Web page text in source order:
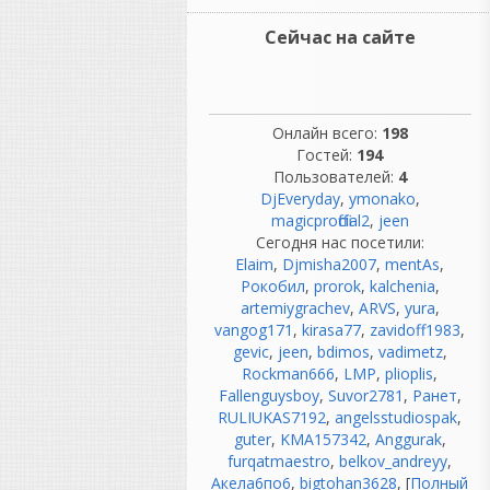
под себя, что удобнее.
Hearing
написал 07.08.2026 в08:16
Цитата
Вот здесь самое интересное.
Нет. Это уже никому не
интересно. Какой смысл
рассуждать о чисто
аналоговом звучании, если
давно и повсеместно
сплошная цифра? Теперь
спорят о том, какая ДАВ
лучше. :)
Hearing
Сейчас на сайте
Онлайн всего: 198
Гостей: 194
Пользователей: 4
DjEveryday, ymonako,
magicprofficial2, jeen
Сегодня нас посетили:
Elaim, Djmisha2007, mentAs,
Рокобил, prorok, kalchenia,
artemiygrachev, ARVS, yura,
vangog171 , kirasa77, zavidoff1983,
gevic, jeen, bdimos, vadimetz,
Rockman666, LMP, plioplis,
Fallenguysboy, Suvor2781 , Ранет,
RULIUKAS7192, angelsstudiospak,
guter, KMA157342, Anggurak,
furqatmaestro, belkov_andreyy,
Акела6по6, bigtohan3628, [Полный